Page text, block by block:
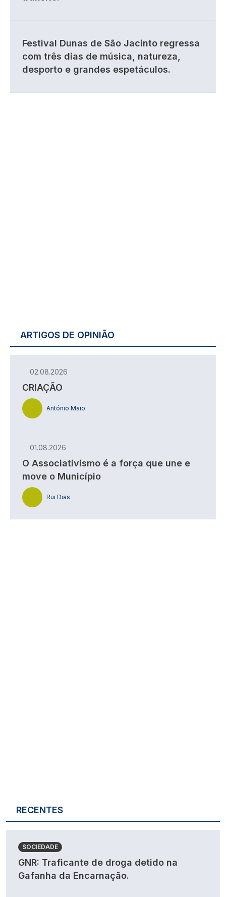
Festival Dunas de São Jacinto regressa
com três dias de música, natureza,
desporto e grandes espetáculos.
ARTIGOS DE OPINIÃO
02.08.2026
CRIAÇÃO
António Maio
01.08.2026
O Associativismo é a força que une e
move o Município
Rui Dias
RECENTES
SOCIEDADE
GNR: Traficante de droga detido na
Gafanha da Encarnação.